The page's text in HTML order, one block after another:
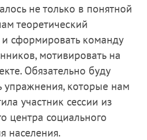
не только в понятной
теоретический
сформировать команду
мотивировать на
Обязательно буду
упражнения, которые нам
участник сессии из
центра социального
населения.